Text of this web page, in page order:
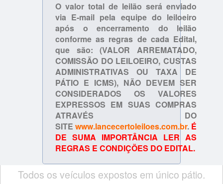
O valor total de leilão será enviado
via E-mail pela equipe do leiloeiro
após o encerramento do leilão
conforme as regras de cada Edital,
que são: (VALOR ARREMATADO,
COMISSÃO DO LEILOEIRO, CUSTAS
ADMINISTRATIVAS OU TAXA DE
PÁTIO E ICMS), NÃO DEVEM SER
CONSIDERADOS OS VALORES
EXPRESSOS EM SUAS COMPRAS
ATRAVÉS DO
SITE www.lancecertoleiloes.com.br. É
DE SUMA IMPORTÂNCIA LER AS
REGRAS E CONDIÇÕES DO EDITAL.
Todos os veículos expostos em único pátio.